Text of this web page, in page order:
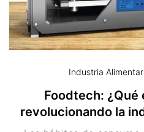
Industria
Foodtech: ¿Qué
revolucionando la